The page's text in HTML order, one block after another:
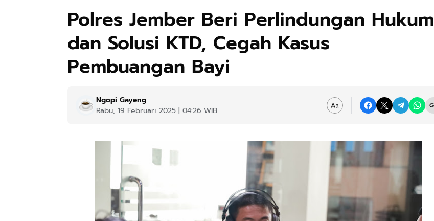
Polres Jember Beri Perlindungan Hukum
dan Solusi KTD, Cegah Kasus
Pembuangan Bayi
Ngopi Gayeng
Rabu, 19 Februari 2025 | 04:26 WIB